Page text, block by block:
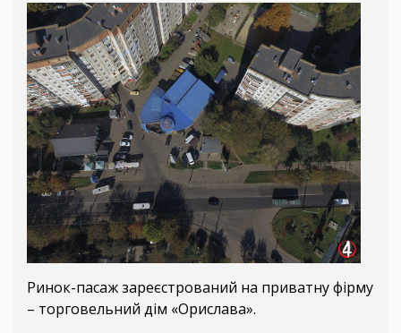
Ринок-пасаж зареєстрований на приватну фірму
– торговельний дім «Орислава».